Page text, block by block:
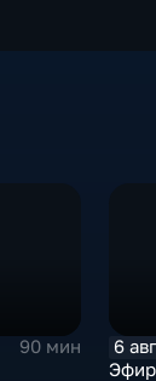
90 мин
6